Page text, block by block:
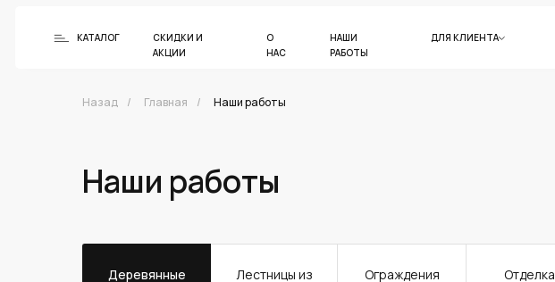
НАШИ
РАБОТЫ
СКИДКИ И
АКЦИИ
О
НАС
ДЛЯ КЛИЕНТА
КАТАЛОГ
Назад / Главная / Наши работы
Наши работы
Деревянные
Лестницы из
Ограждения
Отделка